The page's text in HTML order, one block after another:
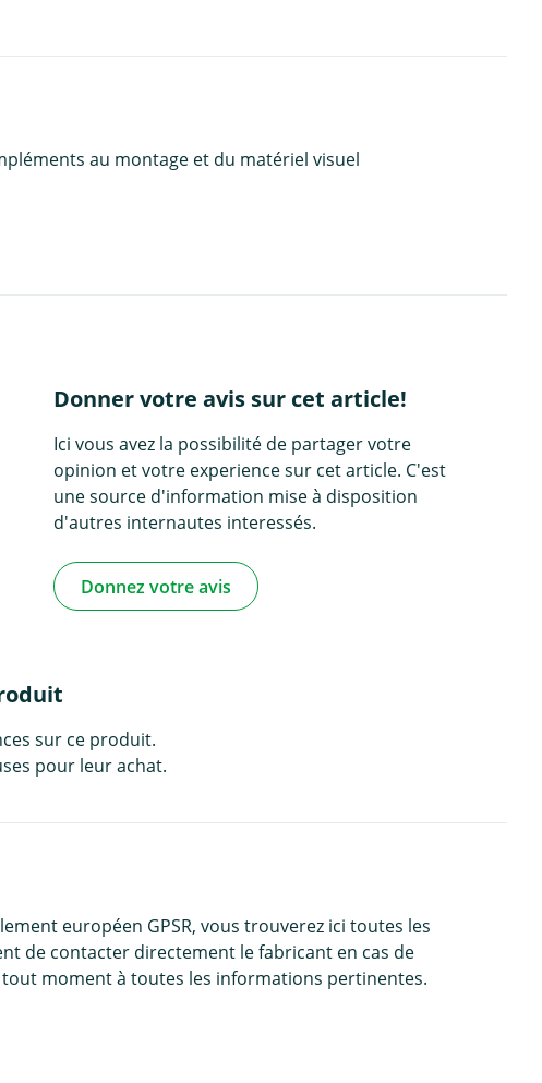
au montage et du matériel visuel
Donner votre avis sur cet article!
Ici vous avez la possibilité de partager votre
opinion et votre experience sur cet article. C'est
une source d'information mise à disposition
d'autres internautes interessés.
Donnez votre avis
sur ce produit.
pour leur achat.
européen GPSR, vous trouverez ici toutes les
de contacter directement le fabricant en cas de
moment à toutes les informations pertinentes.